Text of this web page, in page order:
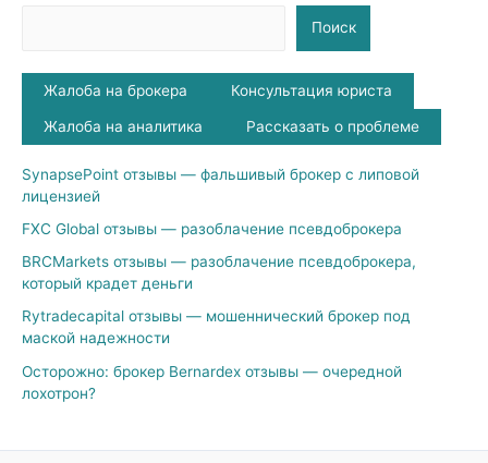
Поиск
Жалоба на брокера Консультация юриста
Жалоба на аналитика Рассказать о проблеме
SynapsePoint отзывы — фальшивый брокер с липовой
лицензией
FXC Global отзывы — разоблачение псевдоброкера
BRCMarkets отзывы — разоблачение псевдоброкера,
который крадет деньги
Rytradecapital отзывы — мошеннический брокер под
маской надежности
Осторожно: брокер Bernardex отзывы — очередной
лохотрон?